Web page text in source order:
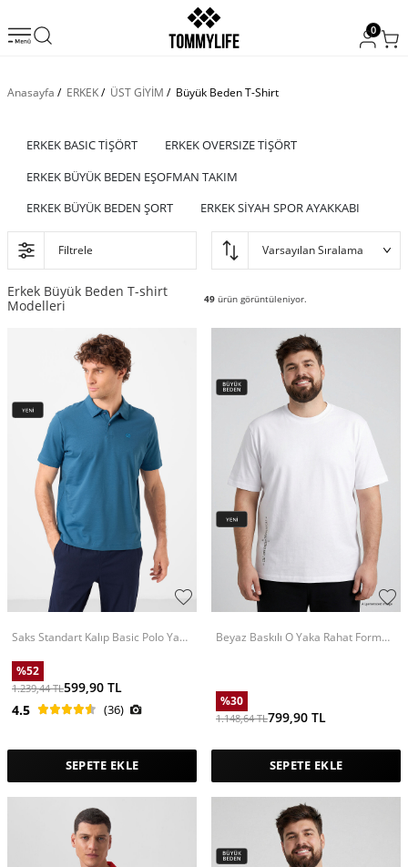
0
Anasayfa / ERKEK/ ÜST GİYİM / Büyük Beden T-Shirt
ERKEK BASIC TİŞÖRT
ERKEK OVERSIZE TİŞÖRT
ERKEK BÜYÜK BEDEN EŞOFMAN TAKIM
ERKEK BÜYÜK BEDEN ŞORT
ERKEK SİYAH SPOR AYAKKABI
Filtrele
Erkek Büyük Beden T-shirt
Modelleri
49 ürün görüntüleniyor.
Saks Standart Kalıp Basic Polo Yaka
%52
1.239,44TL599,90 TL
4.5
(36)
SEPETE EKLE
Beyaz Baskılı O Yaka Rahat Form
%30
1.148,64TL799,90 TL
SEPETE EKLE